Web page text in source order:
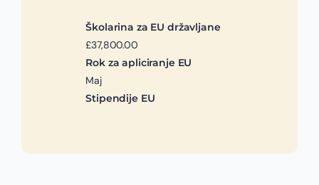
Školarina za EU državljane
£37,800.00
Rok za apliciranje EU
Maj
Stipendije EU